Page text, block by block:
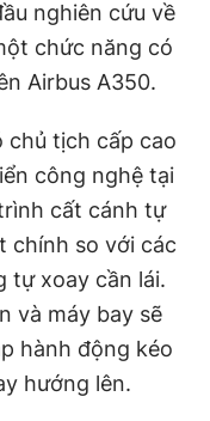
nghiên cứu về
chức năng có
Airbus A350.
chủ tịch cấp cao
công nghệ tại
cất cánh tự
chính so với các
tự xoay cần lái.
và máy bay sẽ
hành động kéo
hướng lên.